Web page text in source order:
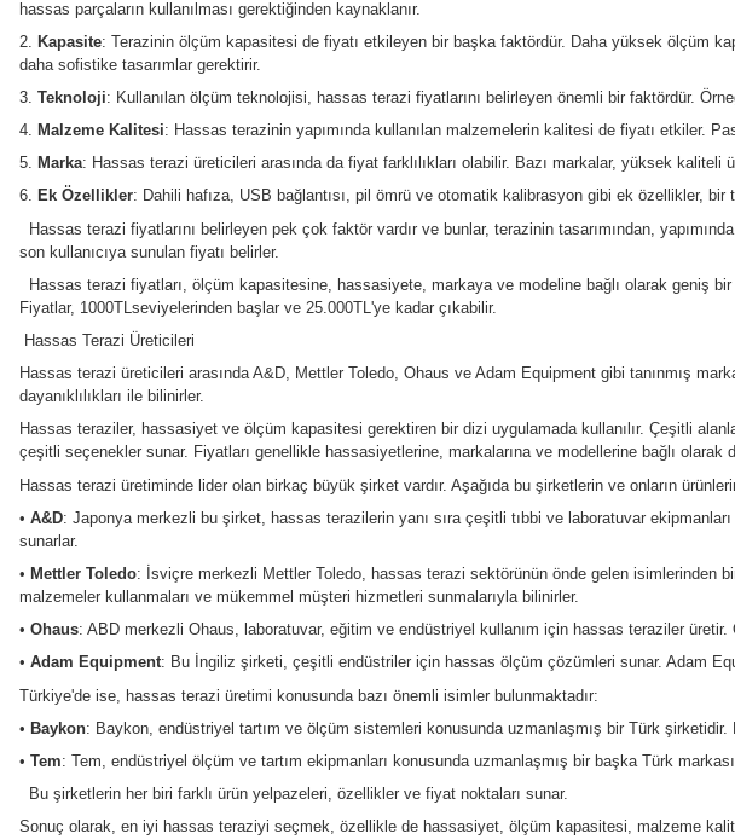
• Sertifikalar: Kuyumcular için hassas ölçüm çok önemlidir ve bu nedenle
• Fiyat: Kalite ve fiyat genellikle el ele gider, bu nedenle uygun bir terazi seçerken
sağlanması için çok önemlidir.
Mutfak tartısı, ev kullanıcıları ve profesyonel şefler tarafından kullanılan bir
kapasitelere kadar ağırlıkları ölçebilir.
Hassas Tartı
Hassas tartılar, genellikle laboratuvarlarda ve endüstriyel uygulamalarda
kullanım amacına bağlı olarak değişiklik gösterir.
Hassas Terazi Fiyatları ve Fiyatlara Etki Eden Faktörler
1.Hassasiyet: Terazinin ölçüm hassasiyeti, fiyatı üzerinde büyük bir etkiye
hassas parçaların kullanılması gerektiğinden kaynaklanır.
2.Kapasite: Terazinin ölçüm kapasitesi de fiyatı etkileyen bir başka faktördür.
daha sofistike tasarımlar gerektirir.
: Kullanılan ölçüm teknolojisi, hassas terazi fiyatlarını belirleyen
4.Malzeme Kalitesi: Hassas terazinin yapımında kullanılan malzemelerin
5.Marka: Hassas terazi üreticileri arasında da fiyat farklılıkları olabilir. Bazı
6.Ek Özellikler: Dahili hafıza, USB bağlantısı, pil ömrü ve otomatik kalibrasyon
Hassas terazi fiyatlarını belirleyen pek çok faktör vardır ve bunlar, terazinin